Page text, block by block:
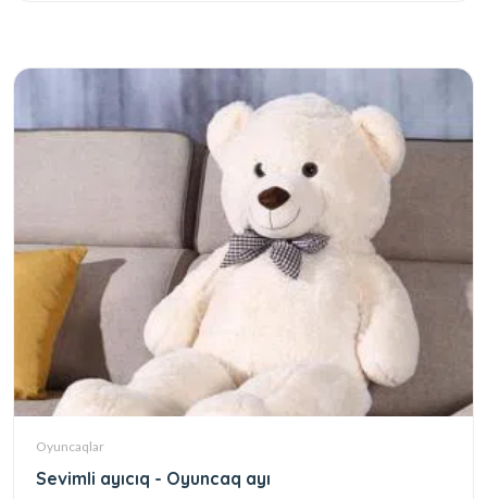
Oyuncaqlar
Sevimli ayıcıq - Oyuncaq ayı